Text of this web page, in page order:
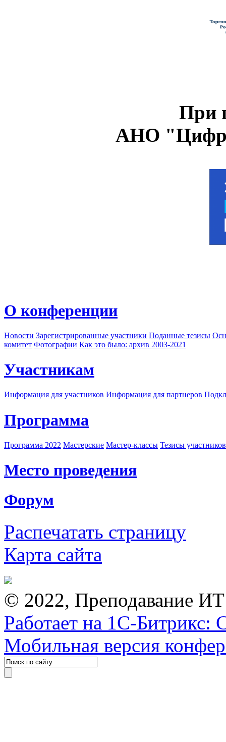
При
АНО
О конференции
Новости Зарегистрированные участники Поданные тезисы
комитет Фотографии Как это было: архив 2003-2021
Участникам
Информация для участников Информация для партнеров
Программа
Программа 2022 Мастерские Мастер-классы Тезисы
Место проведения
Форум
Распечатать страницу
Карта сайта
© 2022, Преподавание
Работает на 1С-Битрикс:
Мобильная версия